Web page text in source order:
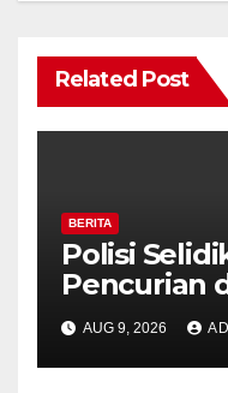
Related Post
BERITA
Polisi
Pencurian
Kekerasan
Royal
AUG 9, 2026